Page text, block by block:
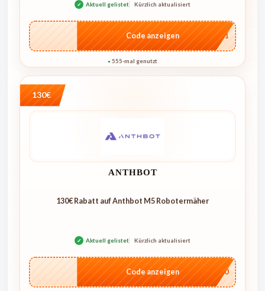
✓ Aktuell gelistet Kürzlich aktualisiert
…mv1
Code anzeigen
● 555-mal genutzt
130€
ANTHBOT
130€ Rabatt auf Anthbot M5 Robotermäher
✓ Aktuell gelistet Kürzlich aktualisiert
…E250
Code anzeigen